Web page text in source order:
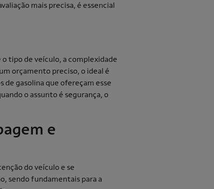
mais precisa, é essencial
tipo de veículo, a complexidade
orçamento preciso, o ideal é
de gasolina que ofereçam esse
o assunto é segurança, o
e
do veículo e se
sendo fundamentais para a